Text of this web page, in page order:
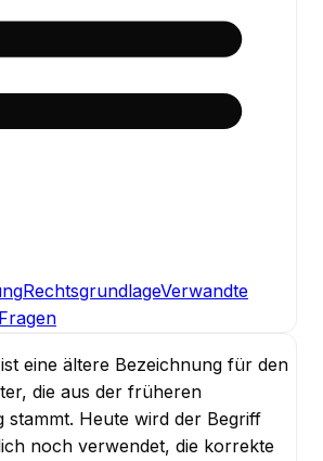
RechtsgrundlageVerwandte
eine ältere Bezeichnung für den
die aus der früheren
stammt. Heute wird der Begriff
noch verwendet, die korrekte